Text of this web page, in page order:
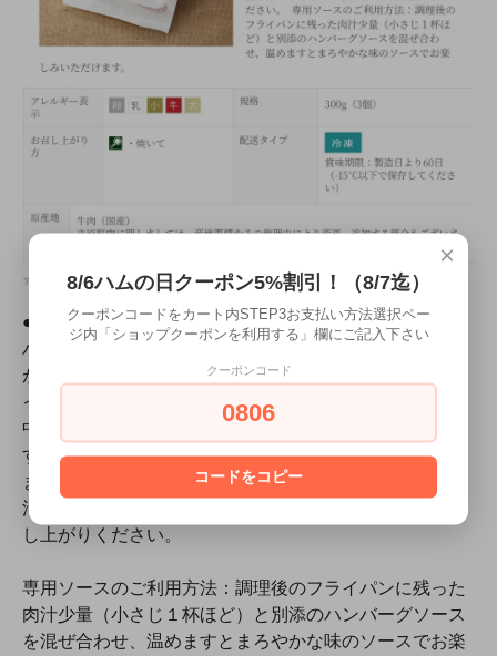
●ビーフハンバーグ
ハンバーグを解凍（冷蔵庫で約半日）してください。熱
が通りやすいようにし平らに形を整えてください。フラ
イパンにバター大さじ１を溶かしてハンバーグを入れ、
中火で美味そうな焼き色がついたらフライ返しで返しま
す。ここでぴったり蓋をし、中火の弱めで蒸し焼きにし
ます。焼き上がりは、箸を中央に刺してみて、澄んだ肉
汁が出ればＯＫ。器に盛り付け専用ソースをかけてお召
し上がりください。
専用ソースのご利用方法：調理後のフライパンに残った
肉汁少量（小さじ１杯ほど）と別添のハンバーグソース
を混ぜ合わせ、温めますとまろやかな味のソースでお楽
×
8/6ハムの日クーポン5%割引！（8/7迄）
クーポンコードをカート内STEP3お支払い方法選択ペー
ジ内「ショップクーポンを利用する」欄にご記入下さい
クーポンコード
0806
コードをコピー